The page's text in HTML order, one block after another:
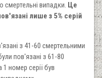
випадки. Це
лише з 5% серій
з 41-60 смертельними
пов'язані з 61-80
номер серії був